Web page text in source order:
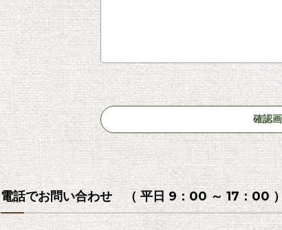
電話でお問い合わせ （ 平日 9：00 ～ 17：00 ）